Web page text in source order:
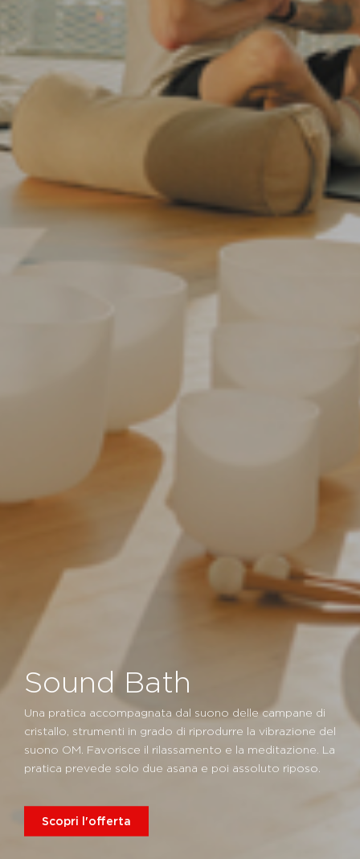
Sound Bath
Una pratica accompagnata dal suono delle campane di
cristallo, strumenti in grado di riprodurre la vibrazione del
suono OM. Favorisce il rilassamento e la meditazione. La
pratica prevede solo due asana e poi assoluto riposo.
Scopri l'offerta